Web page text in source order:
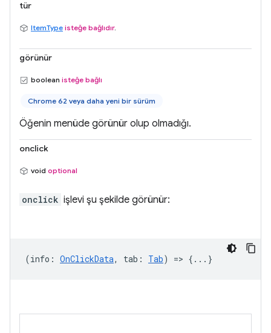
tür
ItemType isteğe bağlıdır.
görünür
boolean isteğe bağlı
Chrome 62 veya daha yeni bir sürüm
Öğenin menüde görünür olup olmadığı.
onclick
void optional
onclick işlevi şu şekilde görünür:
(info : OnClickData, tab : Tab) => {...}